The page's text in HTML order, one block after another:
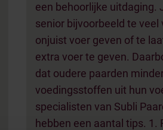
een behoorlijke uitdaging.
senior bijvoorbeeld te veel
onjuist voer geven of te
extra voer te geven.
dat oudere paarden
voedingsstoffen uit hun
specialisten van Subli
hebben een aantal tips. 1.